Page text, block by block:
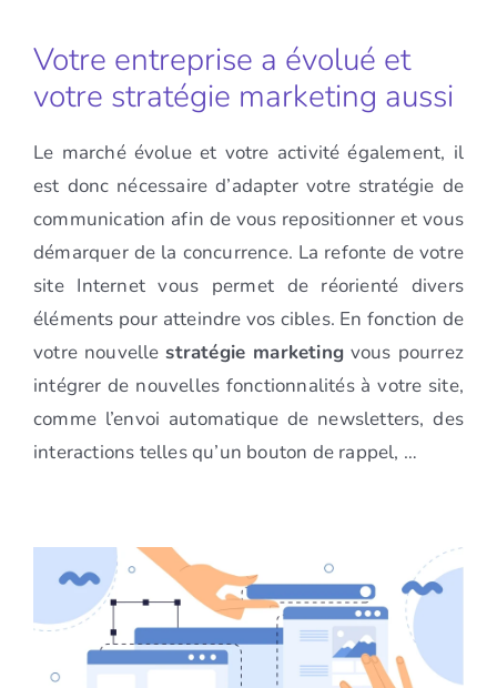
Votre entreprise a évolué et
votre stratégie marketing aussi
Le marché évolue et votre activité également, il
est donc nécessaire d’adapter votre stratégie de
communication afin de vous repositionner et vous
démarquer de la concurrence. La refonte de votre
site Internet vous permet de réorienté divers
éléments pour atteindre vos cibles. En fonction de
votre nouvellestratégie marketingvous pourrez
intégrer de nouvelles fonctionnalités à votre site,
comme l’envoi automatique de newsletters, des
interactions telles qu’un bouton de rappel, …